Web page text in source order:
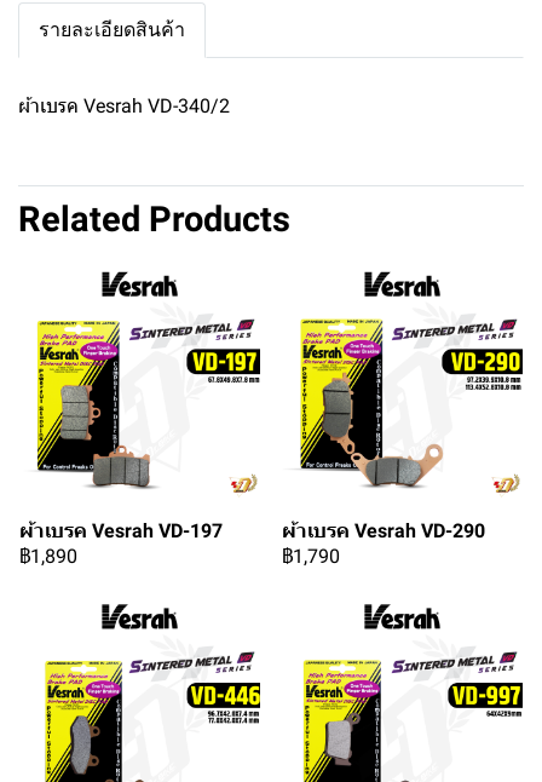
รายละเอียดสินค้า
ผ้าเบรค Vesrah VD-340/2
Related Products
ผ้าเบรค Vesrah VD-197
฿1,890
ผ้าเบรค Vesrah VD-290
฿1,790